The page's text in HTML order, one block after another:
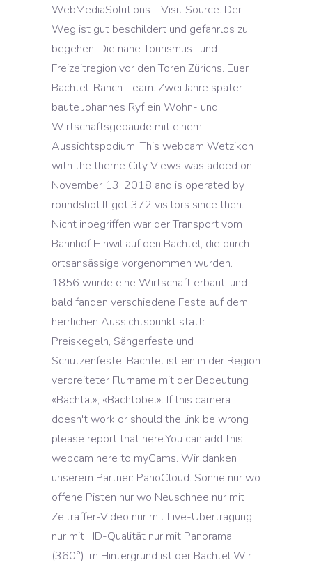
WebMediaSolutions - Visit Source. Der
Weg ist gut beschildert und gefahrlos zu
begehen. Die nahe Tourismus- und
Freizeitregion vor den Toren Zürichs. Euer
Bachtel-Ranch-Team. Zwei Jahre später
baute Johannes Ryf ein Wohn- und
Wirtschaftsgebäude mit einem
Aussichtspodium. This webcam Wetzikon
with the theme City Views was added on
November 13, 2018 and is operated by
roundshot.It got 372 visitors since then.
Nicht inbegriffen war der Transport vom
Bahnhof Hinwil auf den Bachtel, die durch
ortsansässige vorgenommen wurden.
1856 wurde eine Wirtschaft erbaut, und
bald fanden verschiedene Feste auf dem
herrlichen Aussichtspunkt statt:
Preiskegeln, Sängerfeste und
Schützenfeste. Bachtel ist ein in der Region
verbreiteter Flurname mit der Bedeutung
«Bachtal», «Bachtobel». If this camera
doesn't work or should the link be wrong
please report that here.You can add this
webcam here to myCams. Wir danken
unserem Partner: PanoCloud. Sonne nur wo
offene Pisten nur wo Neuschnee nur mit
Zeitraffer-Video nur mit Live-Übertragung
nur mit HD-Qualität nur mit Panorama
(360°) Im Hintergrund ist der Bachtel Wir